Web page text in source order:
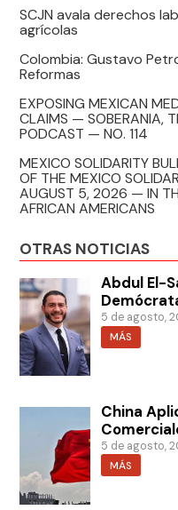
SCJN avala derechos
agrícolas
Colombia: Gustavo
Reformas
EXPOSING MEXICAN
CLAIMS — SOBERANIA,
PODCAST — NO. 114
MEXICO SOLIDARITY
OF THE MEXICO
AUGUST 5, 2026 — IN
AFRICAN AMERICANS
OTRAS NOTICIAS
Abdul El-
5 de agosto,
MÁS
China
5 de agosto,
MÁS